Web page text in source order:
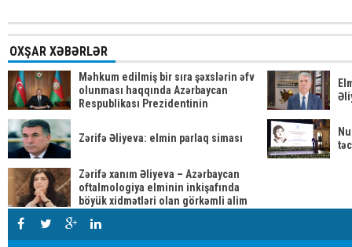
OXŞAR XƏBƏRLƏR
Məhkum edilmiş bir sıra şəxslərin əfv
olunması haqqında Azərbaycan
Respublikası Prezidentinin
Zərifə Əliyeva: elmin parlaq siması
Zərifə xanım Əliyeva – Azərbaycan
oftalmologiya elminin inkişafında
böyük xidmətləri olan görkəmli alim